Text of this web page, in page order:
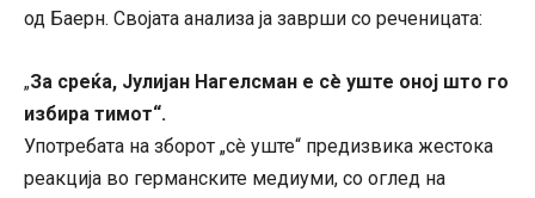
од Баерн. Својата анализа ја заврши со реченицата:
„За среќа, Јулијан Нагелсман е сè уште оној што го
избира тимот“.
Употребата на зборот „сè уште“ предизвика жестока
реакција во германските медиуми, со оглед на